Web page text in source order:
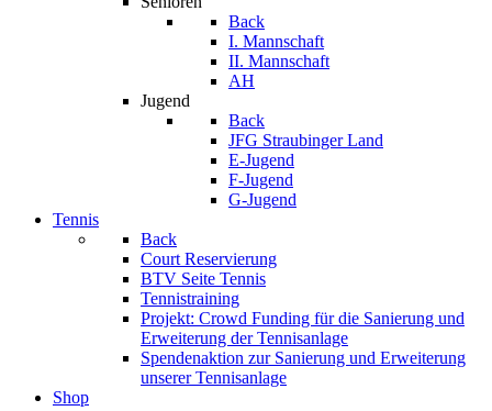
Back
I. Mannschaft
II. Mannschaft
AH
Jugend
Back
JFG Straubinger Land
E-Jugend
F-Jugend
G-Jugend
Tennis
Back
Court Reservierung
BTV Seite Tennis
Tennistraining
Projekt: Crowd Funding für die Sanierung und
Erweiterung der Tennisanlage
Spendenaktion zur Sanierung und Erweiterung
unserer Tennisanlage
Shop